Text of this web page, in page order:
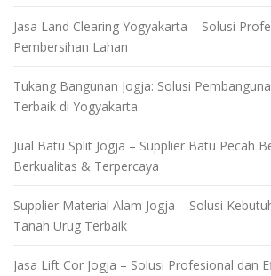
Jasa Land Clearing Yogyakarta – Solusi
Pembersihan Lahan
Tukang Bangunan Jogja: Solusi
Terbaik di Yogyakarta
Jual Batu Split Jogja – Supplier Batu Pecah
Berkualitas & Terpercaya
Supplier Material Alam Jogja – Solusi
Tanah Urug Terbaik
Jasa Lift Cor Jogja – Solusi Profesional dan